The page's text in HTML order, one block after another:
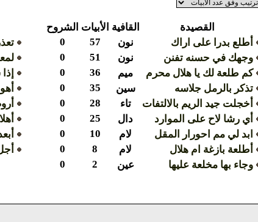
القصيدة القافية الأبيات الشروح
أطلع بدرا على اراك
نون 57
0
وجهك في حسنه تفنن
نون 51
0
كم طلعة لك يا هلال محرم
ميم 36
0
تذكر بالرمل جلاسه
سين 35
0
أخجلت جيد الريم بالالتفات
تاء 28
0
أي رشا لاح على الموارد
دال 25
0
ابد لي مم احورار المقل
لام 10
0
أطلعة بازغة ام هلال
لام 8
0
وجاء بها مخلعة عليها
عين 2
0